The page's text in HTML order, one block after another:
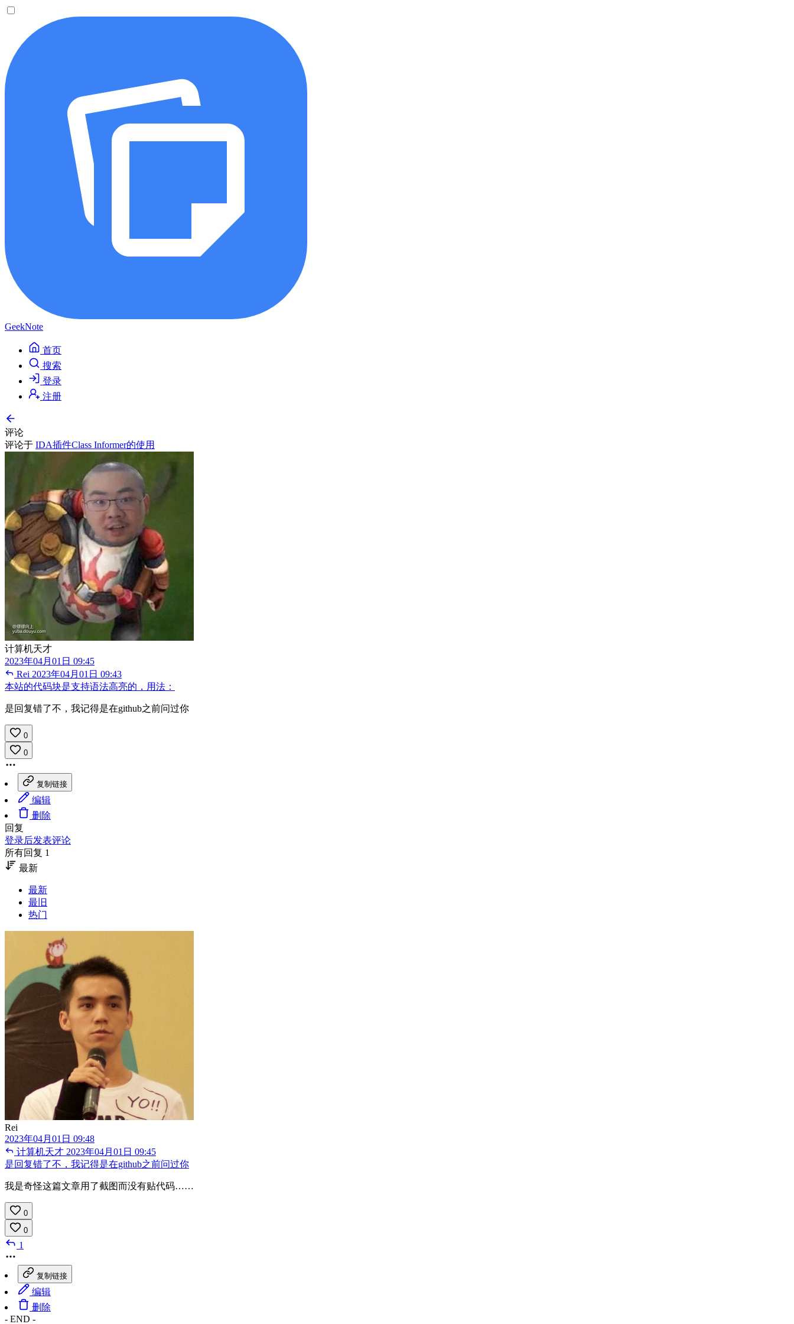
GeekNote
首页
搜索
登录
注册
评论
评论于 IDA插件Class Informer的使用
计算机天才
2023年04月01日 09:45
Rei 2023年04月01日 09:43
本站的代码块是支持语法高亮的，用法：
是回复错了不，我记得是在github之前问过你
0
0
复制链接
编辑
删除
回复
登录后发表评论
所有回复 1
最新
最新
最旧
热门
Rei
2023年04月01日 09:48
计算机天才 2023年04月01日 09:45
是回复错了不，我记得是在github之前问过你
我是奇怪这篇文章用了截图而没有贴代码……
0
0
1
复制链接
编辑
删除
- END -